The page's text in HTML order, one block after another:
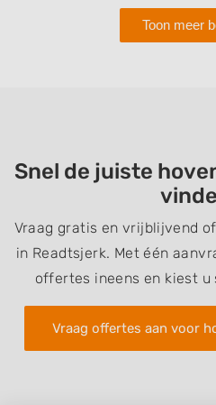
Toon meer
Snel de juiste
Vraag gratis en vrijblijvend
in Readtsjerk. Met één
offertes ineens en kiest u
Vraag offertes aan voor